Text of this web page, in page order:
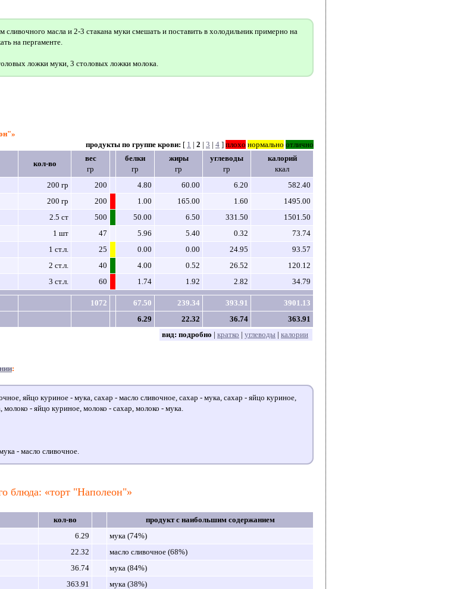
масла и 2-3 стакана муки смешать и поставить в холодильник примерно на
на пергаменте.
ложки муки, 3 столовых ложки молока.
продукты по группе крови: [ 1 | 2 | 3 | 4 ] плохо нормально отлично
кол-во
вес
гр
белки
гр
жиры
гр
углеводы
гр
калорий
ккал
200 гр 200 4.80 60.00 6.20
582.40
200 гр 200 1.00 165.00 1.60
1495.00
2.5 ст 500 50.00 6.50 331.50
1501.50
1 шт 47 5.96 5.40 0.32
73.74
1 ст.л. 25 0.00 0.00 24.95
93.57
2 ст.л. 40 4.00 0.52 26.52
120.12
3 ст.л. 60 1.74 1.92 2.82 34.79
1072 67.50 239.34 393.91
3901.13
6.29 22.32 36.74
363.91
вид: подробно | кратко | углеводы | калории
:
яйцо куриное - мука, сахар - масло сливочное, сахар - мука, сахар - яйцо куриное,
- яйцо куриное, молоко - сахар, молоко - мука.
- масло сливочное.
блюда: «торт "Наполеон"»
кол-во
продукт с наибольшим содержанием
6.29
мука (74%)
22.32
масло сливочное (68%)
36.74
мука (84%)
363.91
мука (38%)